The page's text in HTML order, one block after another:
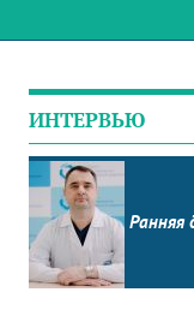
ИНТЕРВЬЮ
Ранняя